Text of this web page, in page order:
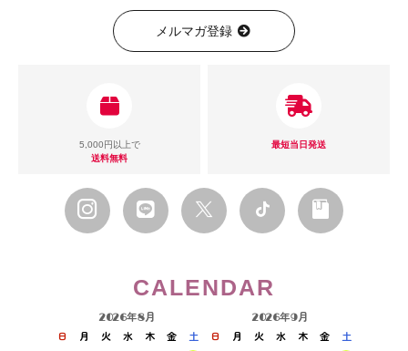
メルマガ登録
5,000円以上で
送料無料
最短当日発送
CALENDAR
2026年8月
日 月 火 水 木 金
土
2026年9月
日 月 火 水 木 金
土